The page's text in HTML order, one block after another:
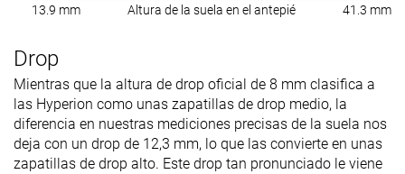
13.9 mm Altura de la suela en el antepié 41.3 mm
Drop
Mientras que la altura de drop oficial de 8 mm clasifica a
las Hyperion como unas zapatillas de drop medio, la
diferencia en nuestras mediciones precisas de la suela nos
deja con un drop de 12,3 mm, lo que las convierte en unas
zapatillas de drop alto. Este drop tan pronunciado le viene